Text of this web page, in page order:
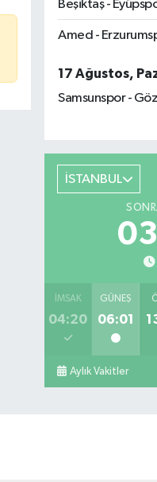
Beşiktaş -
Amed -
17 Ağustos,
Samsunspor -
İSTANBUL
İMSAK
04:20
GÜNEŞ
06:01
Aylık Vakitler